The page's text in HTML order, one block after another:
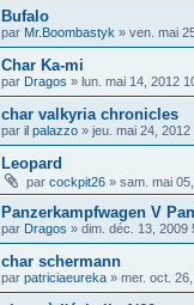
Bufalo
par Mr.Boombastyk » ven. mai
Char Ka-mi
par Dragos » lun. mai 14, 2012
char valkyria chronicles
par il palazzo » jeu. mai 24, 2012
Leopard
par cockpit26 » sam. mai
Panzerkampfwagen V
par Dragos » dim. déc. 13, 2009
char schermann
par patriciaeureka » mer. oct.